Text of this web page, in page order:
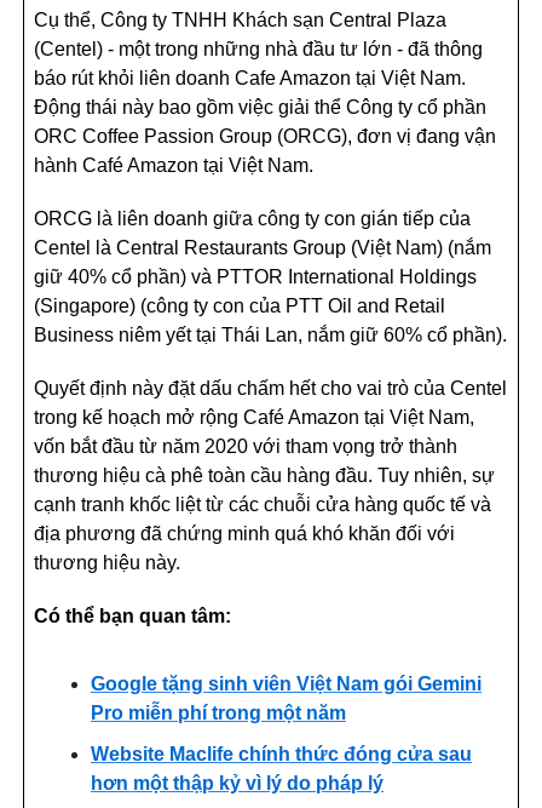
Cụ thể, Công ty TNHH Khách sạn Central Plaza
(Centel) - một trong những nhà đầu tư lớn - đã thông
báo rút khỏi liên doanh Cafe Amazon tại Việt Nam.
Động thái này bao gồm việc giải thể Công ty cổ phần
ORC Coffee Passion Group (ORCG), đơn vị đang vận
hành Café Amazon tại Việt Nam.
ORCG là liên doanh giữa công ty con gián tiếp của
Centel là Central Restaurants Group (Việt Nam) (nắm
giữ 40% cổ phần) và PTTOR International Holdings
(Singapore) (công ty con của PTT Oil and Retail
Business niêm yết tại Thái Lan, nắm giữ 60% cổ phần).
Quyết định này đặt dấu chấm hết cho vai trò của Centel
trong kế hoạch mở rộng Café Amazon tại Việt Nam,
vốn bắt đầu từ năm 2020 với tham vọng trở thành
thương hiệu cà phê toàn cầu hàng đầu. Tuy nhiên, sự
cạnh tranh khốc liệt từ các chuỗi cửa hàng quốc tế và
địa phương đã chứng minh quá khó khăn đối với
thương hiệu này.
Có thể bạn quan tâm:
Google tặng sinh viên Việt Nam gói Gemini
Pro miễn phí trong một năm
Website Maclife chính thức đóng cửa sau
hơn một thập kỷ vì lý do pháp lý